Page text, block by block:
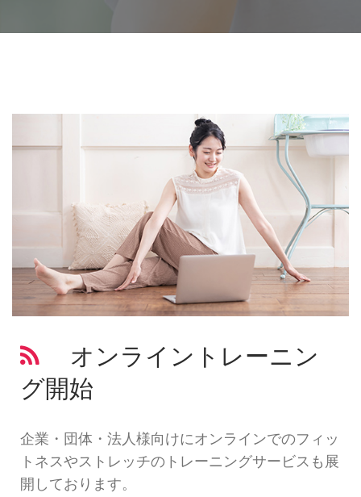
オンライントレーニン
グ開始
企業・団体・法人様向けにオンラインでのフィッ
トネスやストレッチのトレーニングサービスも展
開しております。